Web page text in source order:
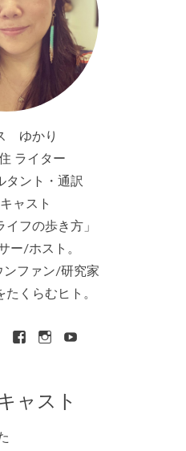
ゆかり
ライター
タント・通訳
ャスト
イフの歩き方」
ー/ホスト。
ンファン/研究家
たくらむヒト。
ャスト